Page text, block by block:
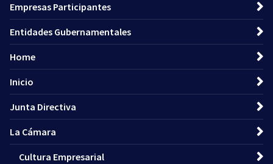
Empresas Participantes
Entidades Gubernamentales
Home
Inicio
Junta Directiva
La Cámara
Cultura Empresarial